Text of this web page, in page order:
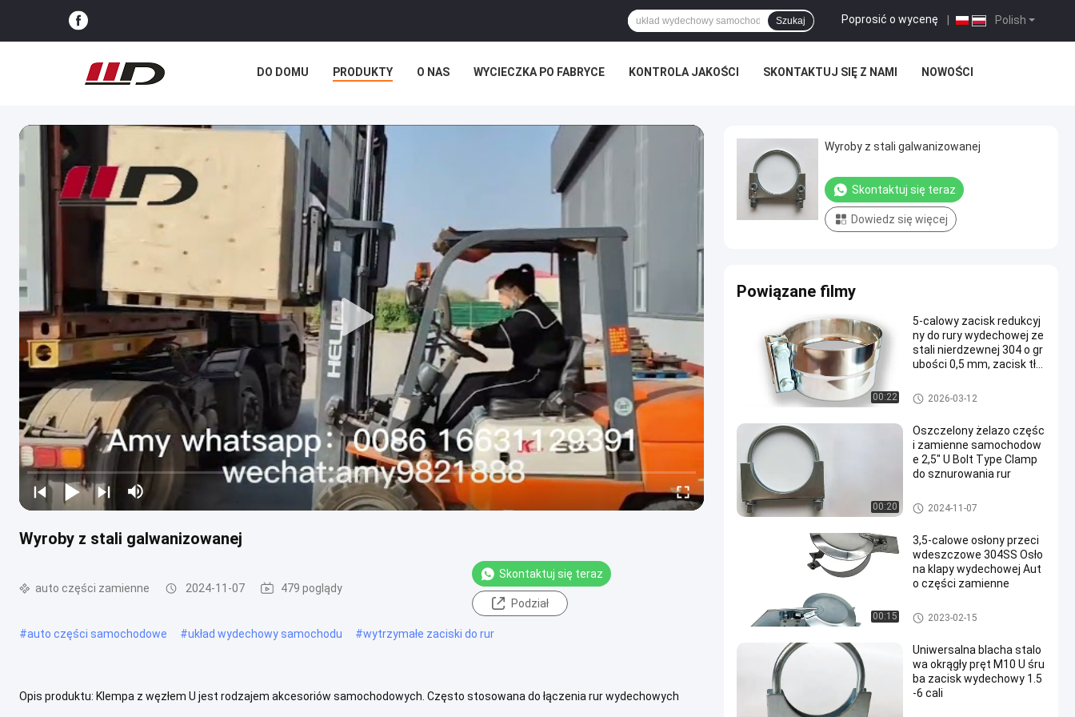
Polish
Poprosić o wycenę
Szukaj
DO DOMU PRODUKTY O NAS WYCIECZKA PO FABRYCE KONTROLA JAKOŚCI SKONTAKTUJ SIĘ Z NAMI NOWOŚCI
Wyroby z stali galwanizowanej
auto części zamienne 2024-11-07 479 poglądy
Skontaktuj się teraz
Podział
#auto części samochodowe #układ wydechowy samochodu #wytrzymałe zaciski do rur
Opis produktu: Klempa z węzłem U jest rodzajem akcesoriów samochodowych. Często stosowana do łączenia rur wydechowych
Wyroby z stali galwanizowanej
Skontaktuj się teraz
Dowiedz się więcej
Powiązane filmy
00:22
5-calowy zacisk redukcyj
ny do rury wydechowej ze
stali nierdzewnej 304 o gr
ubości 0,5 mm, zacisk tłu
auto części zamienne
2026-03-12
00:20
Oszczelony żelazo częśc
i zamienne samochodow
e 2,5" U Bolt Type Clamp
do sznurowania rur
auto części zamienne
2024-11-07
00:15
3,5-calowe osłony przeci
wdeszczowe 304SS Osło
na klapy wydechowej Aut
o części zamienne
auto części zamienne
2023-02-15
Uniwersalna blacha stalo
wa okrągły pręt M10 U śru
ba zacisk wydechowy 1.5
-6 cali